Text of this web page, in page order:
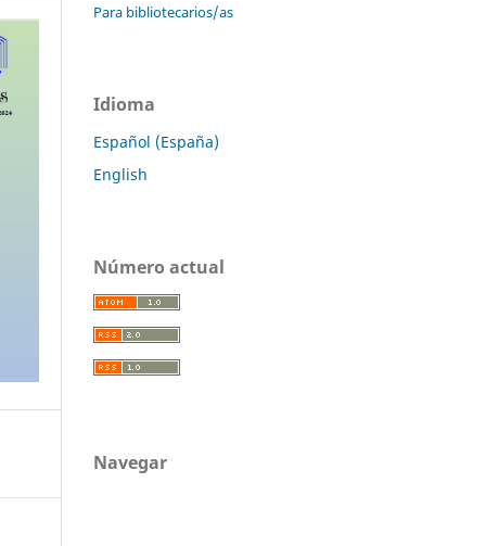
Para bibliotecarios/as
Idioma
Español (España)
English
Número actual
Navegar